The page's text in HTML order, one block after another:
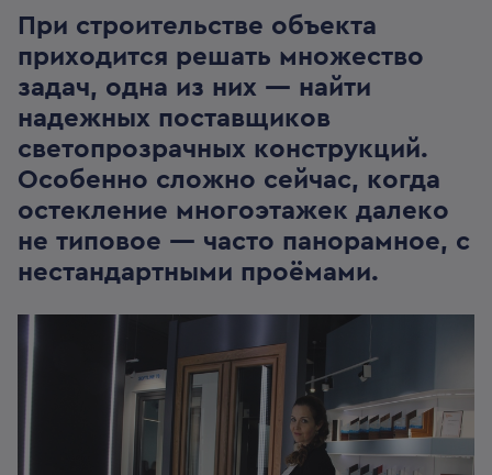
При строительстве объекта
приходится решать множество
задач, одна из них — найти
надежных поставщиков
светопрозрачных конструкций.
Особенно сложно сейчас, когда
остекление многоэтажек далеко
не типовое — часто панорамное, с
нестандартными проёмами.